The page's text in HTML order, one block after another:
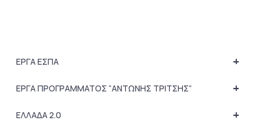
+
ΕΡΓΑ ΕΣΠΑ
+
ΕΡΓΑ ΠΡΟΓΡΑΜΜΑΤΟΣ “ΑΝΤΩΝΗΣ ΤΡΙΤΣΗΣ”
+
ΕΛΛΑΔΑ 2.0